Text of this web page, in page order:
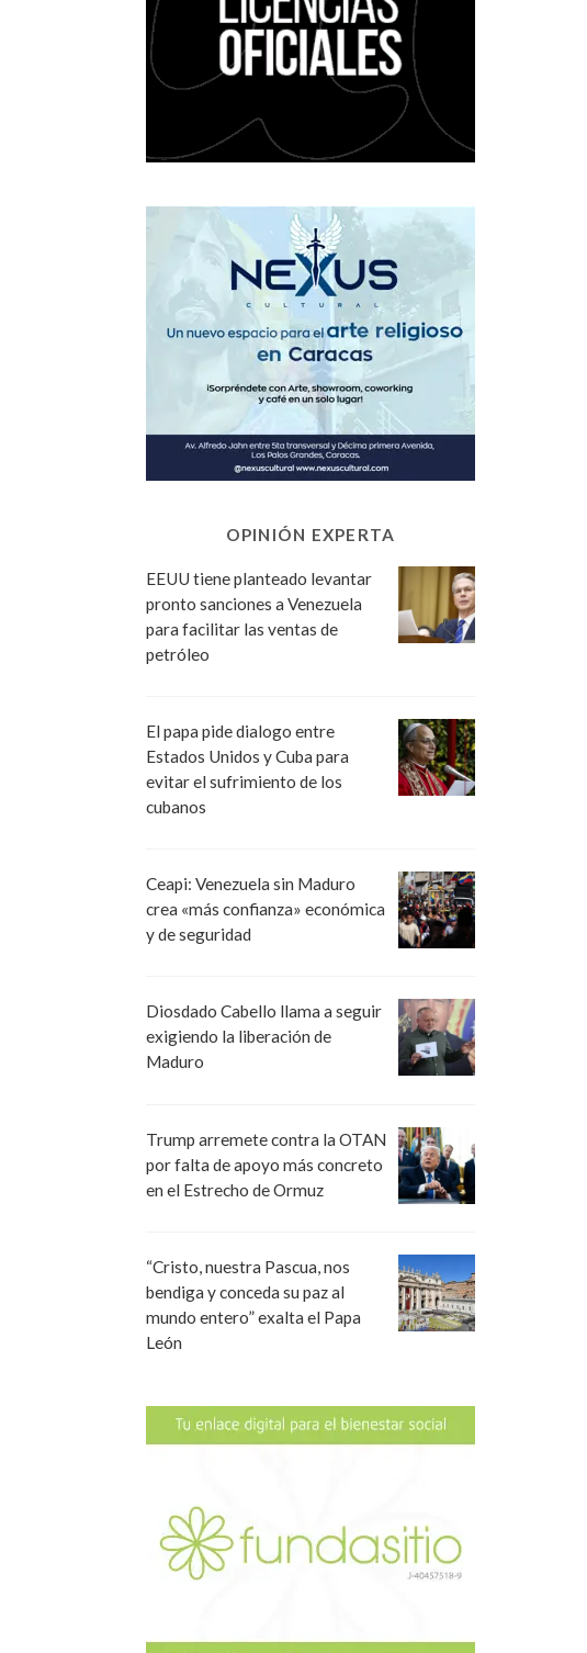
OPINIÓN EXPERTA
EEUU tiene planteado levantar
pronto sanciones a Venezuela
para facilitar las ventas de
petróleo
El papa pide dialogo entre
Estados Unidos y Cuba para
evitar el sufrimiento de los
cubanos
Ceapi: Venezuela sin Maduro
crea «más confianza» económica
y de seguridad
Diosdado Cabello llama a seguir
exigiendo la liberación de
Maduro
Trump arremete contra la OTAN
por falta de apoyo más concreto
en el Estrecho de Ormuz
“Cristo, nuestra Pascua, nos
bendiga y conceda su paz al
mundo entero” exalta el Papa
León